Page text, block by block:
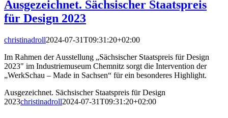
Ausgezeichnet. Sächsischer Staatspreis
für Design 2023
christinadroll2024-07-31T09:31:20+02:00
Im Rahmen der Ausstellung „Sächsischer Staatspreis für Design
2023" im Industriemuseum Chemnitz sorgt die Intervention der
„WerkSchau – Made in Sachsen“ für ein besonderes Highlight.
Ausgezeichnet. Sächsischer Staatspreis für Design
2023christinadroll2024-07-31T09:31:20+02:00